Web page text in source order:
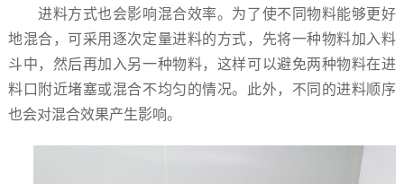
进料方式也会影响混合效率。为了使不同物料能够更好
地混合，可采用逐次定量进料的方式，先将一种物料加入料
斗中，然后再加入另一种物料，这样可以避免两种物料在进
料口附近堵塞或混合不均匀的情况。此外，不同的进料顺序
也会对混合效果产生影响。